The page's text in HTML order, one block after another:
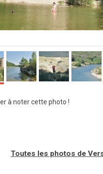
à noter cette photo !
Toutes les photos de